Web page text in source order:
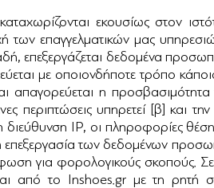
εκουσίως στον
των επαγγελματικών μας
δεδομένα
με οποιονδήποτε τρόπο
απαγορεύεται η
περιπτώσεις υπηρετεί [β] και
IP, οι πληροφορίες
επεξεργασία των δεδομένων
για φορολογικούς σκοπούς.
από το Inshoes.gr με τη